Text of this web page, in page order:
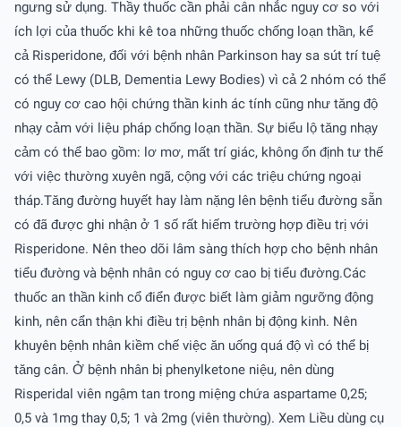
ngưng sử dụng. Thầy thuốc cần phải cân nhắc nguy cơ so với
ích lợi của thuốc khi kê toa những thuốc chống loạn thần, kể
cả Risperidone, đối với bệnh nhân Parkinson hay sa sút trí tuệ
có thể Lewy (DLB, Dementia Lewy Bodies) vì cả 2 nhóm có thể
có nguy cơ cao hội chứng thần kinh ác tính cũng như tăng độ
nhạy cảm với liệu pháp chống loạn thần. Sự biểu lộ tăng nhạy
cảm có thể bao gồm: lơ mơ, mất trí giác, không ổn định tư thế
với việc thường xuyên ngã, cộng với các triệu chứng ngoại
tháp.Tăng đường huyết hay làm nặng lên bệnh tiểu đường sẵn
có đã được ghi nhận ở 1 số rất hiếm trường hợp điều trị với
Risperidone. Nên theo dõi lâm sàng thích hợp cho bệnh nhân
tiểu đường và bệnh nhân có nguy cơ cao bị tiểu đường.Các
thuốc an thần kinh cổ điển được biết làm giảm ngưỡng động
kinh, nên cẩn thận khi điều trị bệnh nhân bị động kinh. Nên
khuyên bệnh nhân kiềm chế việc ăn uống quá độ vì có thể bị
tăng cân. Ở bệnh nhân bị phenylketone niệu, nên dùng
Risperidal viên ngậm tan trong miệng chứa aspartame 0,25;
0,5 và 1mg thay 0,5; 1 và 2mg (viên thường). Xem Liều dùng cụ